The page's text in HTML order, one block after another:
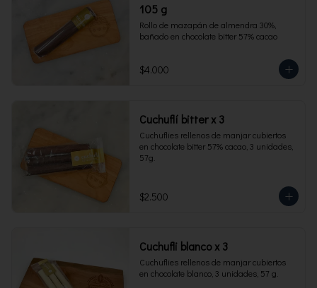
105 g
Rollo de mazapán de almendra 30%,
bañado en chocolate bitter 57% cacao
$4.000
Cuchuflí bitter x 3
Cuchuflies rellenos de manjar cubiertos
en chocolate bitter 57% cacao, 3 unidades,
57g.
$2.500
Cuchufli blanco x 3
Cuchuflies rellenos de manjar cubiertos
en chocolate blanco, 3 unidades, 57 g.